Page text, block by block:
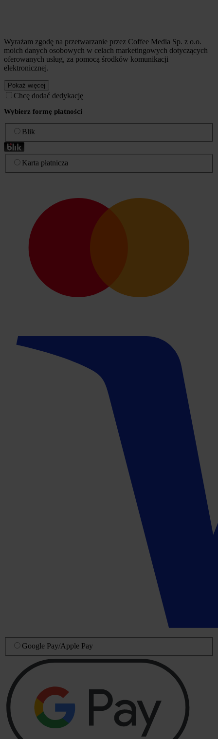
Wyrażam zgodę na przetwarzanie przez Coffee Media Sp. z o.o.
moich danych osobowych w celach marketingowych dotyczących
oferowanych usług, za pomocą środków komunikacji
elektronicznej.
Pokaż więcej
Chcę dodać dedykację
Wybierz formę płatności
Blik
Karta płatnicza
Google Pay/Apple Pay